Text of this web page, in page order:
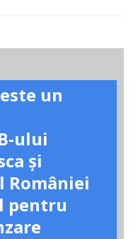
un
ului
și
României
pentru